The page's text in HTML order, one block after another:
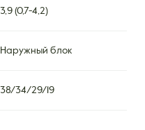
3,9 (0,7-4,2)
Наружный блок
38/34/29/19